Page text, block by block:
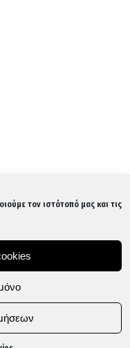
τον ιστότοπό μας και τις